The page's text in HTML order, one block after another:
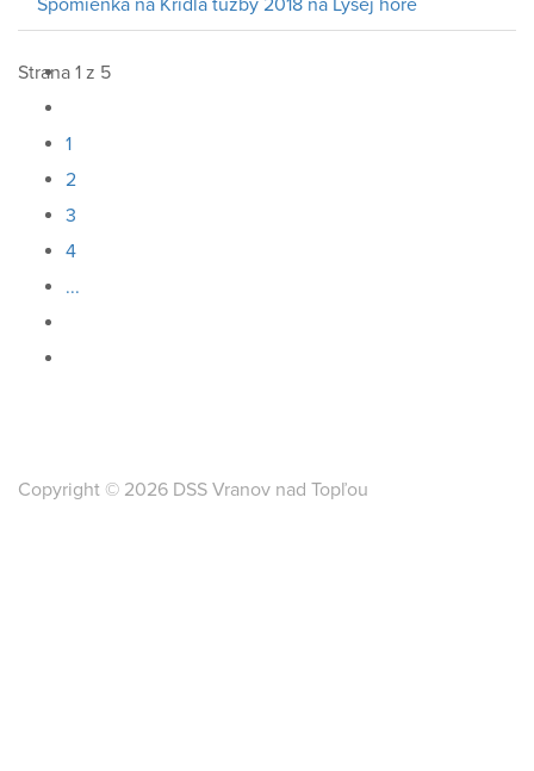
Spomienka na Krídla túžby 2018 na Lysej hore
Strana 1 z 5
1
2
3
4
...
Copyright © 2026 DSS Vranov nad Topľou